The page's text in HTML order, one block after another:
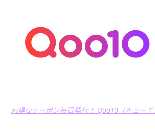
お得なクーポン毎日発行！ Qoo10（キュー